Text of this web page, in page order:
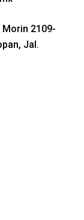
2109-
Jal.